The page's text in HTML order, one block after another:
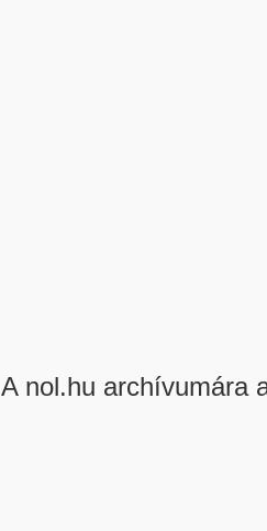
A nol.hu archívumára